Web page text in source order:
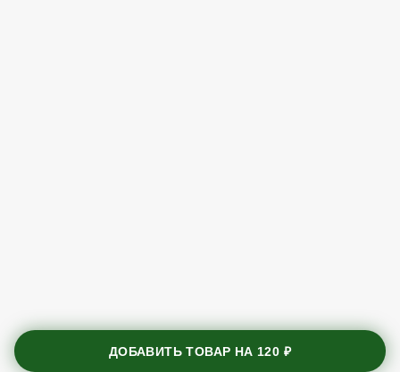
ДОБАВИТЬ ТОВАР НА 120 ₽